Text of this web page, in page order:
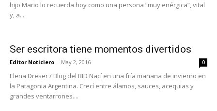
hijo Mario lo recuerda hoy como una persona “muy enérgica”, vital
y, a...
Ser escritora tiene momentos divertidos
Editor Noticiero - May 2, 2016 0
Elena Dreser / Blog del BID Nací en una fría mañana de invierno en
la Patagonia Argentina. Crecí entre álamos, sauces, acequias y
grandes ventarrones....